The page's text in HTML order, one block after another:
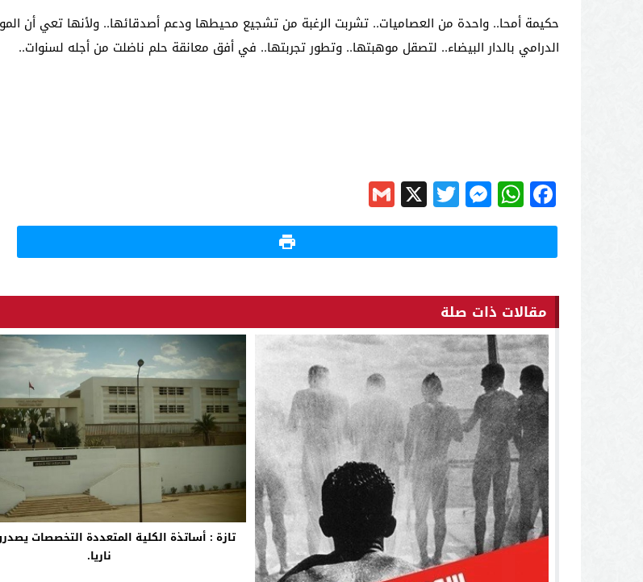
حكيمة أمحا.. واحدة من العصاميات.. تشربت الرغبة من تشجيع محيطها ودعم أصدقائها.. ولأنها تعي أن
الدرامي بالدار البيضاء.. لتصقل موهبتها.. وتطور تجربتها.. في أفق معانقة حلم ناضلت من أجله لسنوات..
Facebook
WhatsApp
Messenger
Twitter
X
Gmail
مقالات ذات صلة
تازة : أساتذة الكلية المتعددة التخصصات
ناريا.